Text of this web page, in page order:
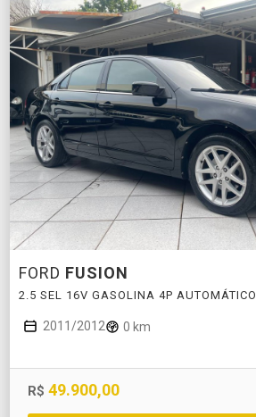
FORD FUSION
2.5 SEL 16V GASOLINA 4P AUTOMÁTICO
2011/2012 0 km
R$ 49.900,00